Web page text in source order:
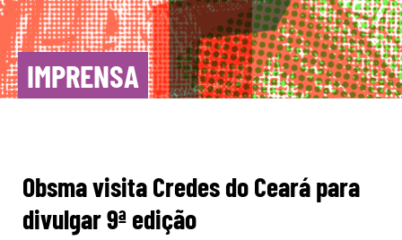
IMPRENSA
Obsma visita Credes do Ceará para
divulgar 9ª edição